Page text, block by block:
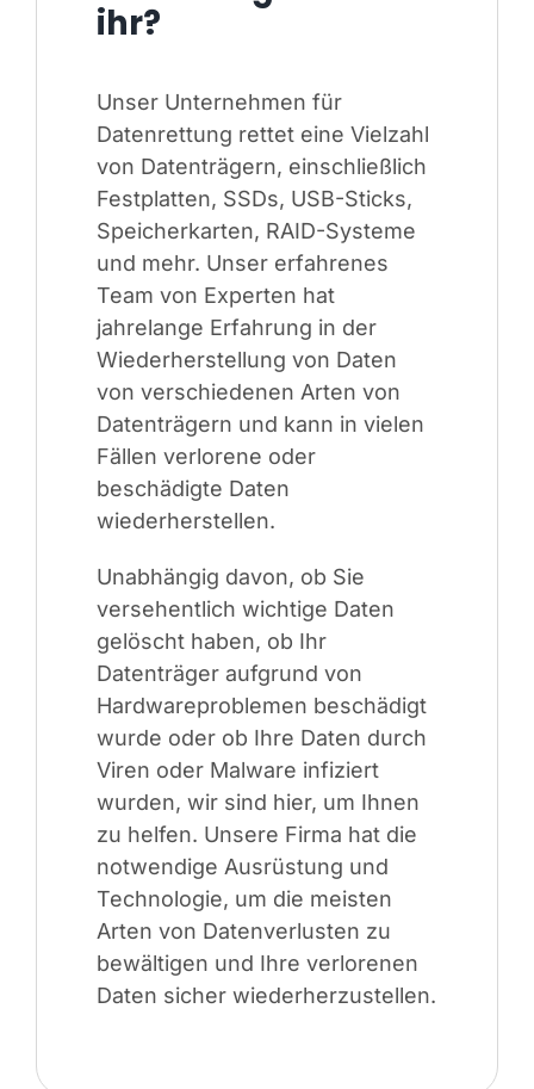
ihr?
Unser Unternehmen für
Datenrettung rettet eine Vielzahl
von Datenträgern, einschließlich
Festplatten, SSDs, USB-Sticks,
Speicherkarten, RAID-Systeme
und mehr. Unser erfahrenes
Team von Experten hat
jahrelange Erfahrung in der
Wiederherstellung von Daten
von verschiedenen Arten von
Datenträgern und kann in vielen
Fällen verlorene oder
beschädigte Daten
wiederherstellen.
Unabhängig davon, ob Sie
versehentlich wichtige Daten
gelöscht haben, ob Ihr
Datenträger aufgrund von
Hardwareproblemen beschädigt
wurde oder ob Ihre Daten durch
Viren oder Malware infiziert
wurden, wir sind hier, um Ihnen
zu helfen. Unsere Firma hat die
notwendige Ausrüstung und
Technologie, um die meisten
Arten von Datenverlusten zu
bewältigen und Ihre verlorenen
Daten sicher wiederherzustellen.